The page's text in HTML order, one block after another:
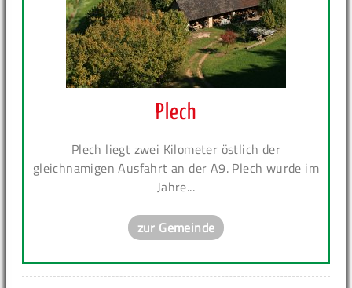
Plech
Plech liegt zwei Kilometer östlich der
gleichnamigen Ausfahrt an der A9. Plech wurde im
Jahre...
zur Gemeinde